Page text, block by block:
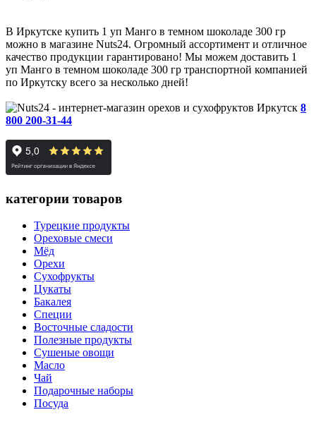
В Иркутске купить 1 уп Манго в темном шоколаде 300 гр
можно в магазине Nuts24. Огромный ассортимент и отличное
качество продукции гарантировано! Мы можем доставить 1
уп Манго в темном шоколаде 300 гр транспортной компанией
по Иркутску всего за несколько дней!
Иркутск 8
800 200-31-44
категории товаров
Турецкие продукты
Ореховые смеси
Мёд
Орехи
Сухофрукты
Цукаты
Бакалея
Специи
Восточные сладости
Полезные продукты
Сушеные овощи
Масло
Чай
Подарочные наборы
Посуда